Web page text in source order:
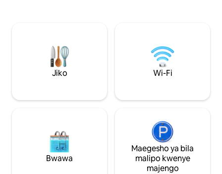
wetu wenyewe
Jiko Wi-Fi
Bwawa
Maegesho ya bila
malipo kwenye
majengo